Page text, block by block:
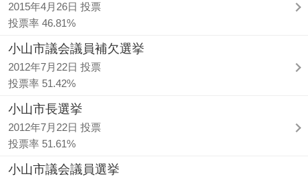
2015年4月26日 投票
投票率 46.81%
小山市議会議員補欠選挙
2012年7月22日 投票
投票率 51.42%
小山市長選挙
2012年7月22日 投票
投票率 51.61%
小山市議会議員選挙